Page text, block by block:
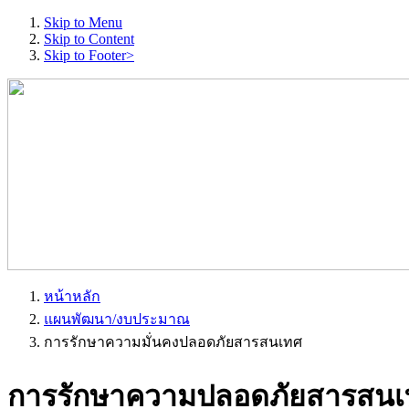
Skip to Menu
Skip to Content
Skip to Footer>
หน้าหลัก
แผนพัฒนา/งบประมาณ
การรักษาความมั่นคงปลอดภัยสารสนเทศ
การรักษาความปลอดภัยสารสน